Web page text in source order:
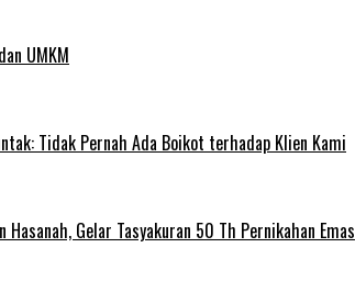
UMKM
Tidak Pernah Ada Boikot terhadap Klien Kami
Gelar Tasyakuran 50 Th Pernikahan Emas